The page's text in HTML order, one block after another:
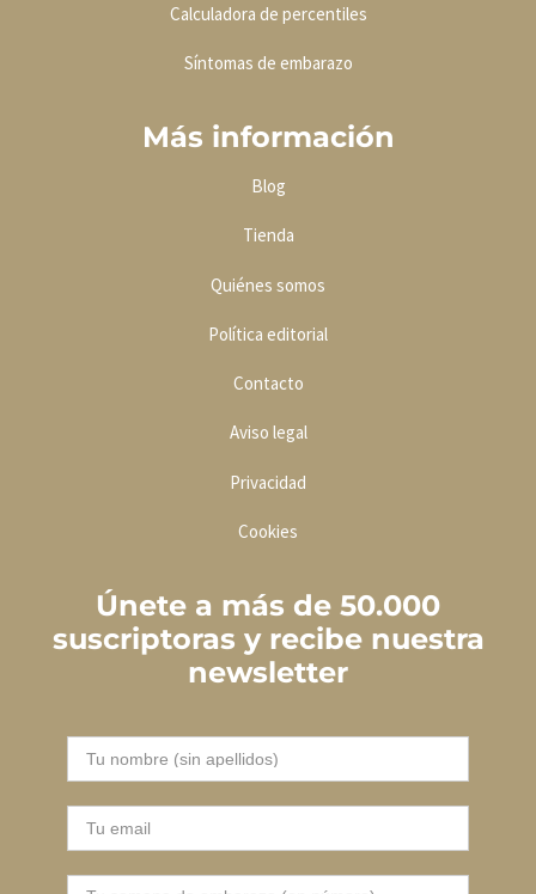
Calculadora de percentiles
Síntomas de embarazo
Más información
Blog
Tienda
Quiénes somos
Política editorial
Contacto
Aviso legal
Privacidad
Cookies
Únete a más de 50.000
suscriptoras y recibe nuestra
newsletter